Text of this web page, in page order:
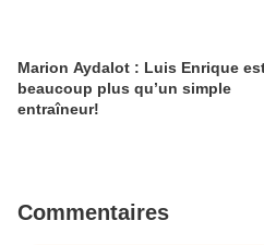
Marion Aydalot : Luis Enrique
beaucoup plus qu’un simple
entraîneur!
Commentaires